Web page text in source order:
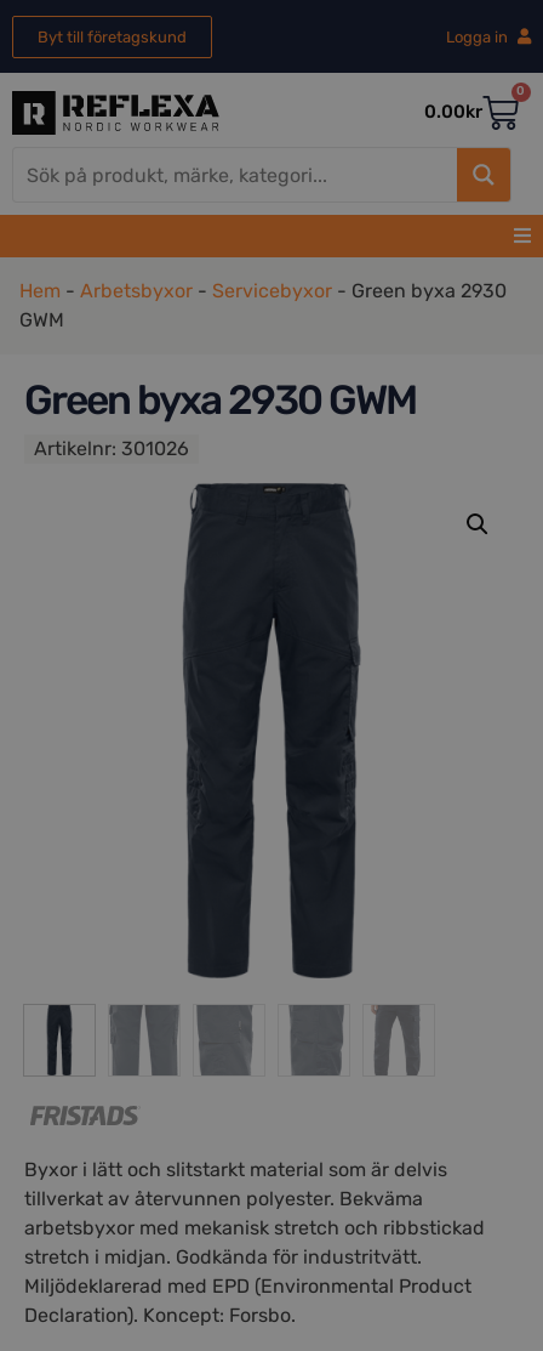
Byt till företagskund Logga in
0.00kr
0
Hem - Arbetsbyxor - Servicebyxor - Green byxa 2930
GWM
Green byxa 2930 GWM
Artikelnr: 301026
Byxor i lätt och slitstarkt material som är delvis
tillverkat av återvunnen polyester. Bekväma
arbetsbyxor med mekanisk stretch och ribbstickad
stretch i midjan. Godkända för industritvätt.
Miljödeklarerad med EPD (Environmental Product
Declaration). Koncept: Forsbo.